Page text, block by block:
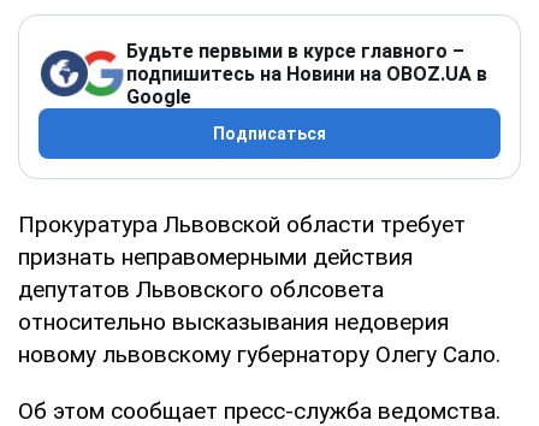
Будьте первыми в курсе главного –
подпишитесь на Новини на OBOZ.UA в
Google
Подписаться
Прокуратура Львовской области требует
признать неправомерными действия
депутатов Львовского облсовета
относительно высказывания недоверия
новому львовскому губернатору Олегу Сало.
Об этом сообщает пресс-служба ведомства.